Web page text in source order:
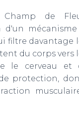
de
d'un
filtre davantage
du corps vers
le cerveau et
protection,